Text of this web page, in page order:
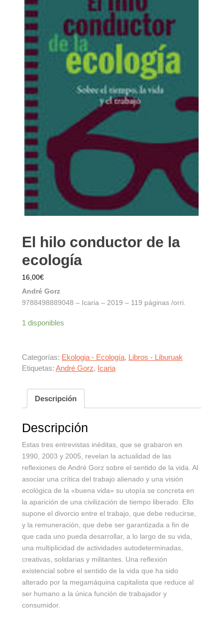
El hilo conductor de la
ecologí­a
16,00€
André Gorz
9788498889048 – Icaria – 2019 – 119 páginas /orri.
1 disponibles
Categorías: Ekologia - Ecología, Libros - Liburuak
Etiquetas: André Gorz, Icaria
Descripción
Descripción
Estas tres entrevistas inéditas, que se grabaron en
1990, 2003 y 2005, revelan la actualidad de las
reflexiones de André Gorz sobre el sentido de la vida. Al
asociar una crítica del trabajo alienado y una visión
ecológica de la «buena vida» su utopía se concreta en
la aparición de una civilización de tiempo liberado. Ello
supone el divorcio entre el trabajo, que debe reducirse,
y la remuneración, que debe ser garantizada a fin de
que cada uno pueda desarrollar, a lo largo de su vida,
una multiplicidad de actividades autodeterminadas,
creativas, solidarias y militantes. Una reflexión
existencial sobre el sentido de la vida que ha sido
alterado por la megamáquina capitalista que reduce al
ser humano a la única función de trabajador y
consumidor.